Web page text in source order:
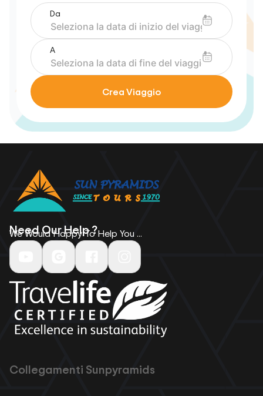
Da
A
Crea Viaggio
Need Our Help ?
We Would Happy To Help You ...
Collegamenti Sunpyramids